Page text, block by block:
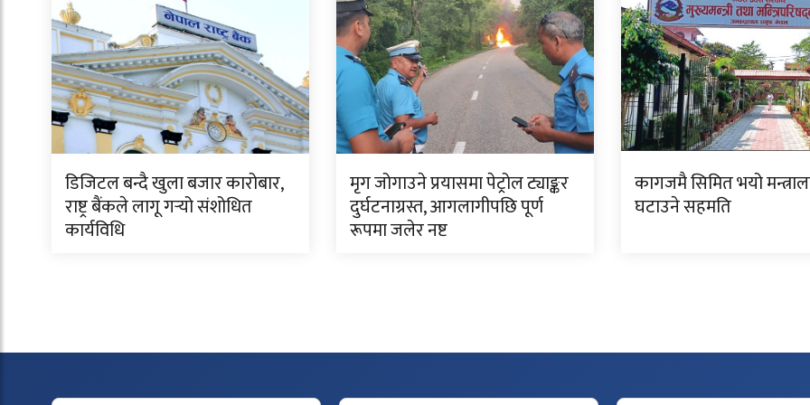
डिजिटल बन्दै खुला बजार कारोबार,
राष्ट्र बैंकले लागू गर्‍यो संशोधित
कार्यविधि
मृग जोगाउने प्रयासमा पेट्रोल ट्याङ्कर
दुर्घटनाग्रस्त, आगलागीपछि पूर्ण
रूपमा जलेर नष्ट
कागजमै सिमित भयो
घटाउने सहमति